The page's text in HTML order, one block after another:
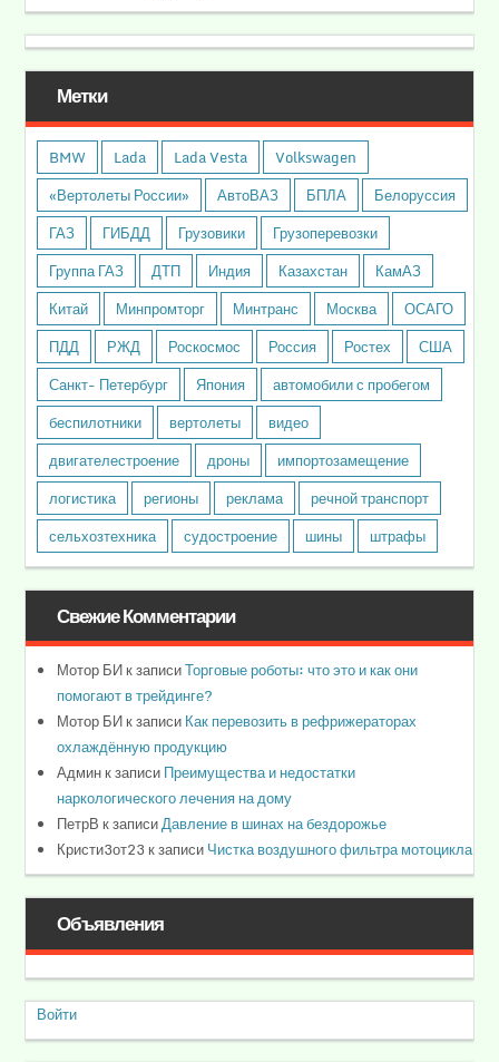
Метки
BMW Lada Lada Vesta
Volkswagen
«Вертолеты России»
АвтоВАЗ БПЛА
Белоруссия
ГАЗ
ГИБДД Грузовики
Грузоперевозки
Группа ГАЗ
ДТП Индия Казахстан
КамАЗ
Китай
Минпромторг Минтранс Москва
ОСАГО
ПДД
РЖД Роскосмос Россия Ростех
США
Санкт- Петербург
Япония
автомобили с пробегом
беспилотники
вертолеты
видео
двигателестроение
дроны
импортозамещение
логистика
регионы реклама
речной транспорт
сельхозтехника
судостроение шины штрафы
Свежие Комментарии
Мотор БИк записиТорговые роботы: что это и как они
помогают в трейдинге?
Мотор БИк записиКак перевозить в рефрижераторах
охлаждённую продукцию
Админк записиПреимущества и недостатки
наркологического лечения на дому
ПетрВ к записиДавление в шинах на бездорожье
Кристи3от23 к записиЧистка воздушного фильтра мотоцикла
Объявления
Войти